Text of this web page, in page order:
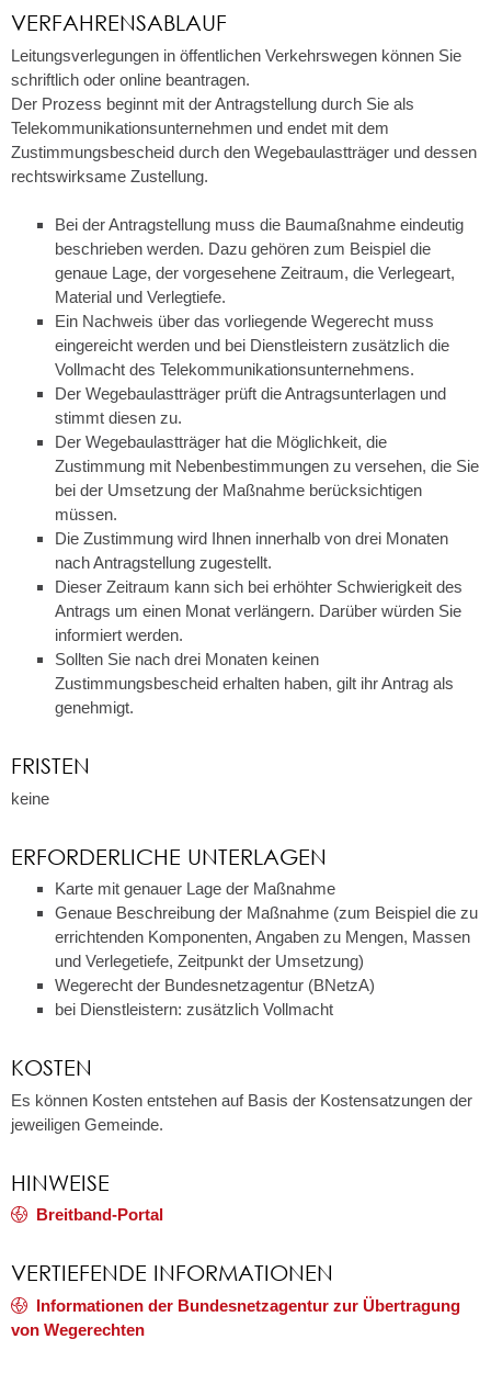
VERFAHRENSABLAUF
Leitungsverlegungen in öffentlichen Verkehrswegen können Sie
schriftlich oder online beantragen.
Der Prozess beginnt mit der Antragstellung durch Sie als
Telekommunikationsunternehmen und endet mit dem
Zustimmungsbescheid durch den Wegebaulastträger und dessen
rechtswirksame Zustellung.
Bei der Antragstellung muss die Baumaßnahme eindeutig
beschrieben werden. Dazu gehören zum Beispiel die
genaue Lage, der vorgesehene Zeitraum, die Verlegeart,
Material und Verlegtiefe.
Ein Nachweis über das vorliegende Wegerecht muss
eingereicht werden und bei Dienstleistern zusätzlich die
Vollmacht des Telekommunikationsunternehmens.
Der Wegebaulastträger prüft die Antragsunterlagen und
stimmt diesen zu.
Der Wegebaulastträger hat die Möglichkeit, die
Zustimmung mit Nebenbestimmungen zu versehen, die Sie
bei der Umsetzung der Maßnahme berücksichtigen
müssen.
Die Zustimmung wird Ihnen innerhalb von drei Monaten
nach Antragstellung zugestellt.
Dieser Zeitraum kann sich bei erhöhter Schwierigkeit des
Antrags um einen Monat verlängern. Darüber würden Sie
informiert werden.
Sollten Sie nach drei Monaten keinen
Zustimmungsbescheid erhalten haben, gilt ihr Antrag als
genehmigt.
FRISTEN
keine
ERFORDERLICHE UNTERLAGEN
Karte mit genauer Lage der Maßnahme
Genaue Beschreibung der Maßnahme (zum Beispiel die zu
errichtenden Komponenten, Angaben zu Mengen, Massen
und Verlegetiefe, Zeitpunkt der Umsetzung)
Wegerecht der Bundesnetzagentur (BNetzA)
bei Dienstleistern: zusätzlich Vollmacht
KOSTEN
Es können Kosten entstehen auf Basis der Kostensatzungen der
jeweiligen Gemeinde.
HINWEISE
Breitband-Portal
VERTIEFENDE INFORMATIONEN
Informationen der Bundesnetzagentur zur Übertragung
von Wegerechten